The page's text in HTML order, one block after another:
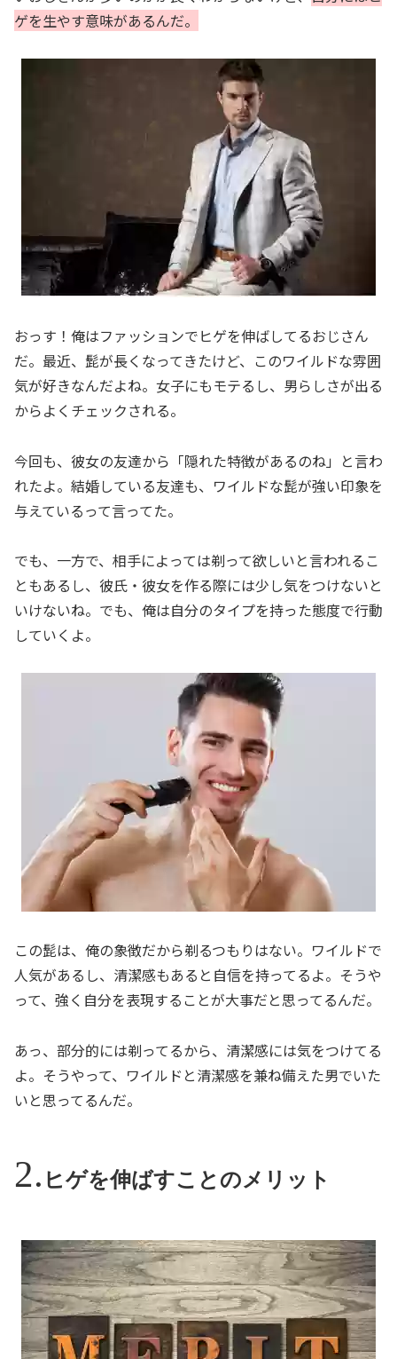
ゲを生やす意味があるんだ。
おっす！俺はファッションでヒゲを伸ばしてるおじさん
だ。最近、髭が長くなってきたけど、このワイルドな雰囲
気が好きなんだよね。女子にもモテるし、男らしさが出る
からよくチェックされる。
今回も、彼女の友達から「隠れた特徴があるのね」と言わ
れたよ。結婚している友達も、ワイルドな髭が強い印象を
与えているって言ってた。
でも、一方で、相手によっては剃って欲しいと言われるこ
ともあるし、彼氏・彼女を作る際には少し気をつけないと
いけないね。でも、俺は自分のタイプを持った態度で行動
していくよ。
この髭は、俺の象徴だから剃るつもりはない。ワイルドで
人気があるし、清潔感もあると自信を持ってるよ。そうや
って、強く自分を表現することが大事だと思ってるんだ。
あっ、部分的には剃ってるから、清潔感には気をつけてる
よ。そうやって、ワイルドと清潔感を兼ね備えた男でいた
いと思ってるんだ。
ヒゲを伸ばすことのメリット